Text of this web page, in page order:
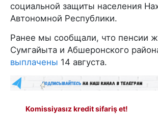
социальной защиты населения
Автономной Республики.
Ранее мы сообщали, что пенсии
Сумгайыта и Абшеронского
выплачены 14 августа.
Komissiyasız kredit sifariş et!